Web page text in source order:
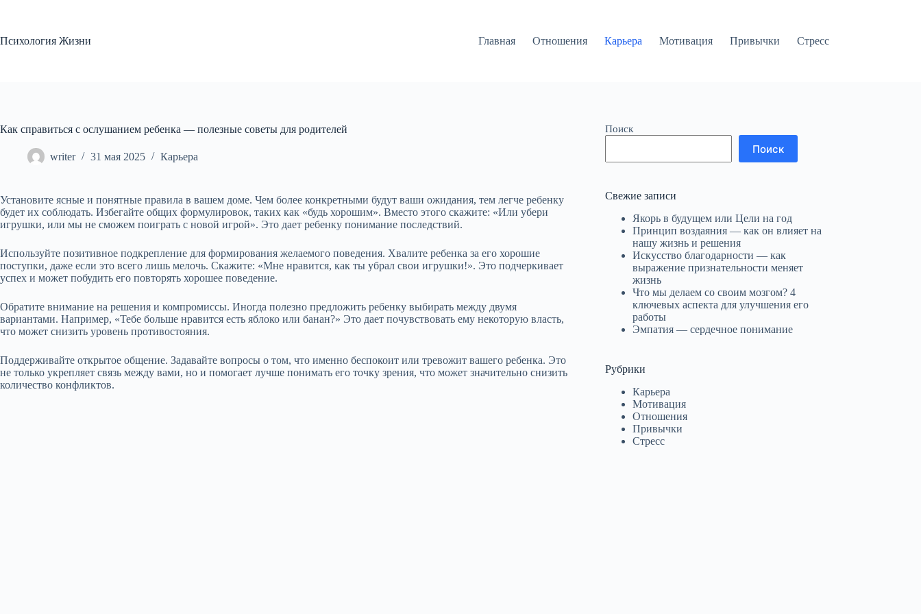
Психология Жизни
Главная Отношения Карьера Мотивация Привычки Стресс
Как справиться с ослушанием ребенка — полезные советы для родителей
writer 31 мая 2025 Карьера
Установите ясные и понятные правила в вашем доме. Чем более конкретными будут ваши ожидания, тем легче ребенку
будет их соблюдать. Избегайте общих формулировок, таких как «будь хорошим». Вместо этого скажите: «Или убери
игрушки, или мы не сможем поиграть с новой игрой». Это дает ребенку понимание последствий.
Используйте позитивное подкрепление для формирования желаемого поведения. Хвалите ребенка за его хорошие
поступки, даже если это всего лишь мелочь. Скажите: «Мне нравится, как ты убрал свои игрушки!». Это подчеркивает
успех и может побудить его повторять хорошее поведение.
Обратите внимание на решения и компромиссы. Иногда полезно предложить ребенку выбирать между двумя
вариантами. Например, «Тебе больше нравится есть яблоко или банан?» Это дает почувствовать ему некоторую власть,
что может снизить уровень противостояния.
Поддерживайте открытое общение. Задавайте вопросы о том, что именно беспокоит или тревожит вашего ребенка. Это
не только укрепляет связь между вами, но и помогает лучше понимать его точку зрения, что может значительно снизить
количество конфликтов.
Поиск
Поиск
Свежие записи
Якорь в будущем или Цели на год
Принцип воздаяния — как он влияет на
нашу жизнь и решения
Искусство благодарности — как
выражение признательности меняет
жизнь
Что мы делаем со своим мозгом? 4
ключевых аспекта для улучшения его
работы
Эмпатия — сердечное понимание
Рубрики
Карьера
Мотивация
Отношения
Привычки
Стресс